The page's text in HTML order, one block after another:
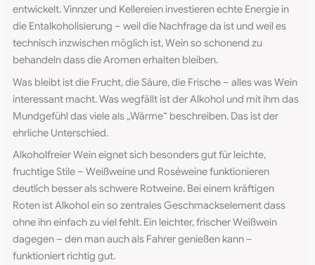
entwickelt. Vinnzer und Kellereien investieren echte Energie in
die Entalkoholisierung – weil die Nachfrage da ist und weil es
technisch inzwischen möglich ist, Wein so schonend zu
behandeln dass die Aromen erhalten bleiben.
Was bleibt ist die Frucht, die Säure, die Frische – alles was Wein
interessant macht. Was wegfällt ist der Alkohol und mit ihm das
Mundgefühl das viele als „Wärme“ beschreiben. Das ist der
ehrliche Unterschied.
Alkoholfreier Wein eignet sich besonders gut für leichte,
fruchtige Stile – Weißweine und Roséweine funktionieren
deutlich besser als schwere Rotweine. Bei einem kräftigen
Roten ist Alkohol ein so zentrales Geschmackselement dass
ohne ihn einfach zu viel fehlt. Ein leichter, frischer Weißwein
dagegen – den man auch als Fahrer genießen kann –
funktioniert richtig gut.